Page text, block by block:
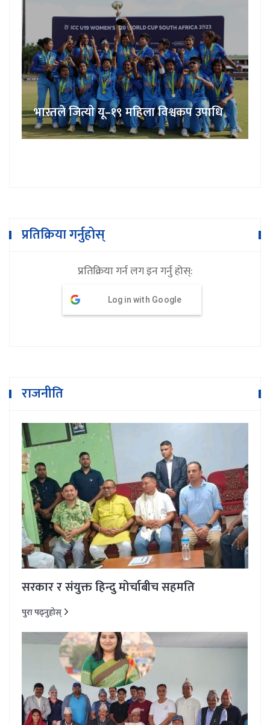
भारतले जित्याे यू–१९ महिला विश्वकप उपाधि
प्रतिक्रिया गर्नुहोस्
प्रतिक्रिया गर्न लग इन गर्नु होस्:
Log in with Google
राजनीति
सरकार र संयुक्त हिन्दु मोर्चाबीच सहमति
पुरा पढ्नुहोस्